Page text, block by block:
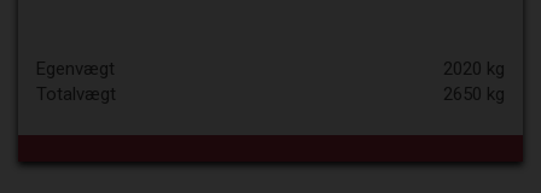
Egenvægt
2020 kg
Totalvægt
2650 kg